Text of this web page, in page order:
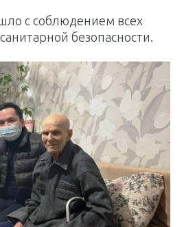
с соблюдением всех
безопасности.